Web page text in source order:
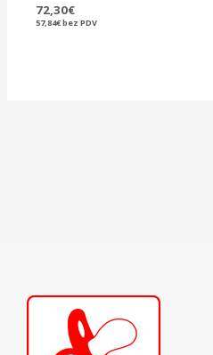
72,30€
57,84€bez PDV